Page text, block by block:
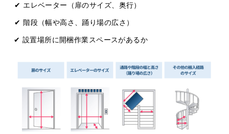
✔ エレベーター（扉のサイズ、奥⾏）
✔ 階段（幅や⾼さ、踊り場の広さ）
✔ 設置場所に開梱作業スペースがあるか